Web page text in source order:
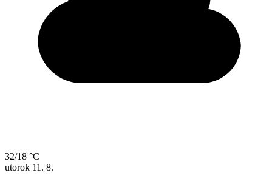
32/18 °C
utorok 11. 8.